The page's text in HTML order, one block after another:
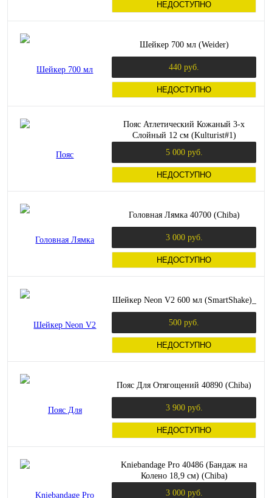
НЕДОСТУПНО
Шейкер 700 мл (Weider)
440 руб.
НЕДОСТУПНО
Пояс Атлетический Кожаный 3-х
Слойный 12 см (Kulturist#1)
5 000 руб.
НЕДОСТУПНО
Головная Лямка 40700 (Chiba)
3 000 руб.
НЕДОСТУПНО
Шейкер Neon V2 600 мл (SmartShake)_
500 руб.
НЕДОСТУПНО
Пояс Для Отягощений 40890 (Chiba)
3 900 руб.
НЕДОСТУПНО
Kniebandage Pro 40486 (Бандаж на
Колено 18,9 см) (Chiba)
3 000 руб.